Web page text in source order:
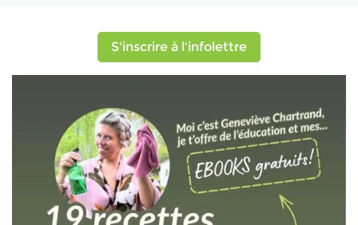
S'inscrire à l'infolettre